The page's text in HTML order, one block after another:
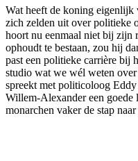
Wat heeft de koning
zich zelden uit over politieke
hoort nu eenmaal niet bij zijn
ophoudt te bestaan, zou hij
past een politieke carrière bij
studio wat we wél weten
spreekt met politicoloog
Willem-Alexander een
monarchen vaker de stap